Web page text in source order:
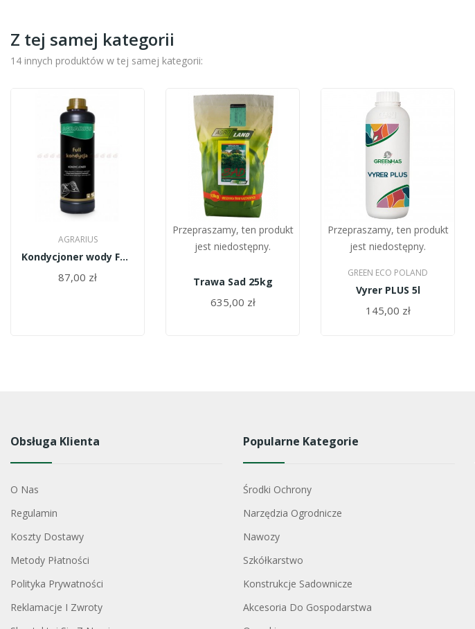
Z tej samej kategorii
14 innych produktów w tej samej kategorii:
AGRARIUS
Kondycjoner wody FULL 1l Agrarius
87,00 zł
Przepraszamy, ten produkt
jest niedostępny.
Trawa Sad 25kg
635,00 zł
Przepraszamy, ten produkt
jest niedostępny.
GREEN ECO POLAND
Vyrer PLUS 5l
145,00 zł
Obsługa Klienta
O Nas
Regulamin
Koszty Dostawy
Metody Płatności
Polityka Prywatności
Reklamacje I Zwroty
Popularne Kategorie
Środki Ochrony
Narzędzia Ogrodnicze
Nawozy
Szkółkarstwo
Konstrukcje Sadownicze
Akcesoria Do Gospodarstwa